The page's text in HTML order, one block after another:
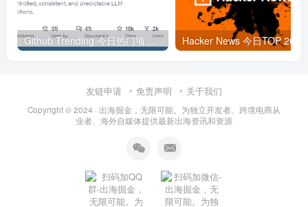
Github Trending 今日热门项目 | 2025-09-06
友链申请 免责声明 关于我们
Copyright © 2024 · 出海掘金，无限可能。为独立开发者、跨境电商从
业者、海外自媒体提供最新出海资讯和资源